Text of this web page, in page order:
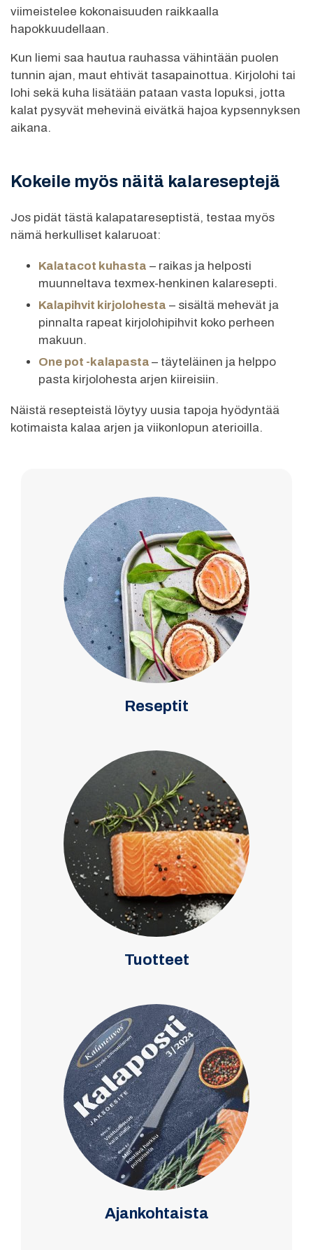
viimeistelee kokonaisuuden raikkaalla
hapokkuudellaan.
Kun liemi saa hautua rauhassa vähintään puolen
tunnin ajan, maut ehtivät tasapainottua. Kirjolohi tai
lohi sekä kuha lisätään pataan vasta lopuksi, jotta
kalat pysyvät mehevinä eivätkä hajoa kypsennyksen
aikana.
Kokeile myös näitä kalareseptejä
Jos pidät tästä kalapatareseptistä, testaa myös
nämä herkulliset kalaruoat:
Kalatacot kuhasta – raikas ja helposti
muunneltava texmex-henkinen kalaresepti.
Kalapihvit kirjolohesta – sisältä mehevät ja
pinnalta rapeat kirjolohipihvit koko perheen
makuun.
One pot -kalapasta – täyteläinen ja helppo
pasta kirjolohesta arjen kiireisiin.
Näistä resepteistä löytyy uusia tapoja hyödyntää
kotimaista kalaa arjen ja viikonlopun aterioilla.
Reseptit
Tuotteet
Ajankohtaista